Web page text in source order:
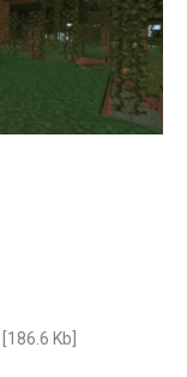
[186.6 Kb]